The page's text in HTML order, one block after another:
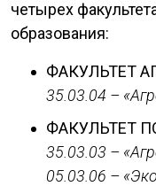
четырех
образования:
ФАКУЛЬТЕТ
35.03.04 –
ФАКУЛЬТЕТ
35.03.03 –
05.03.06 –